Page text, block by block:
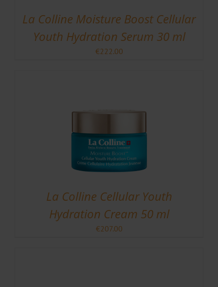
La Colline Moisture Boost Cellular
Youth Hydration Serum 30 ml
€222.00
La Colline Cellular Youth
Hydration Cream 50 ml
€207.00